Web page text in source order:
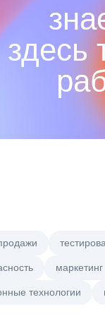
здесь
маркетинг
технологии